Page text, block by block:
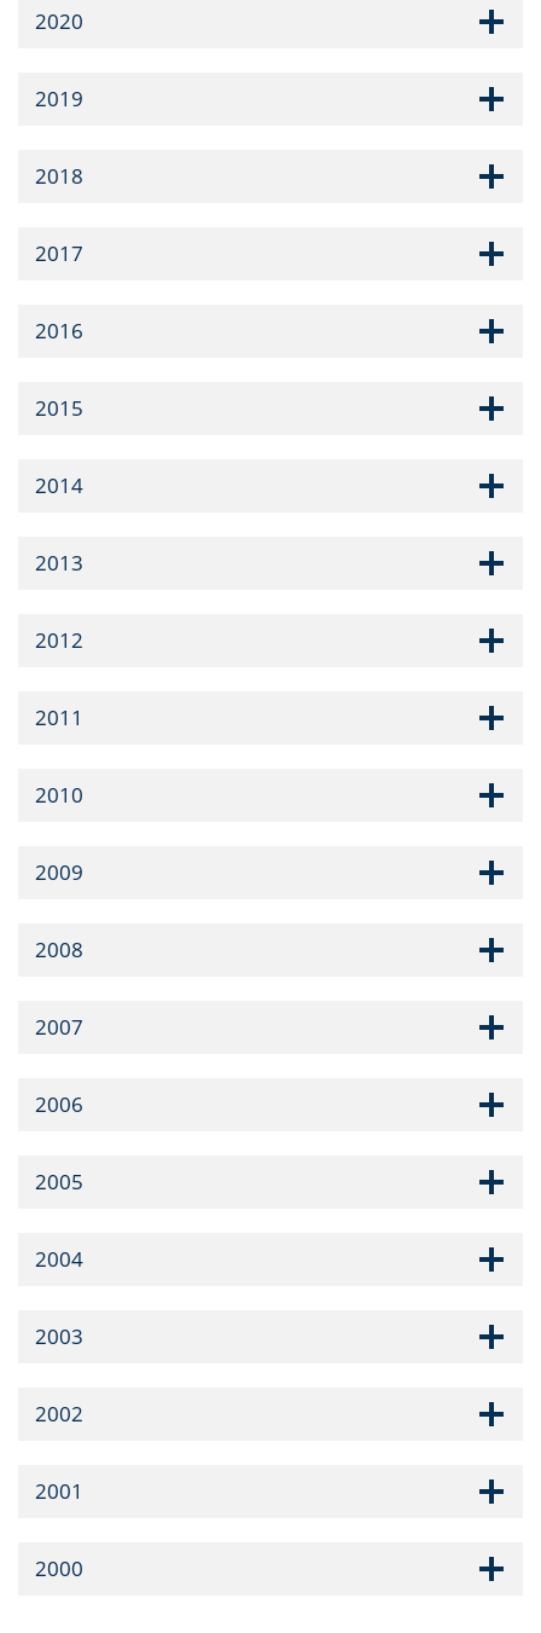
2020
2019
2018
2017
2016
2015
2014
2013
2012
2011
2010
2009
2008
2007
2006
2005
2004
2003
2002
2001
2000